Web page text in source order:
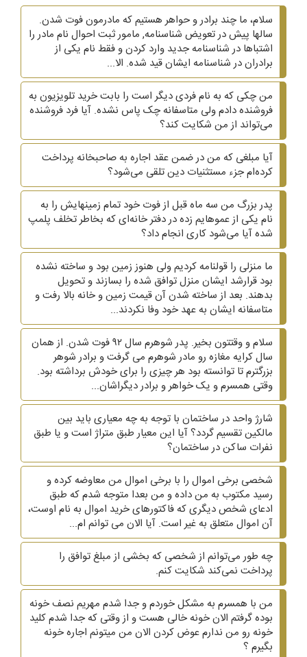
سلام، ما چند برادر و حواهر هستیم که مادرمون فوت شدن.
سالها پیش در تعویض شناسنامه, مامور ثبت احوال نام مادر را
اشتباها در شناسنامه جدید وارد کردن و فقط نام یکی از
برادران در شناسنامه ایشان قید شده. الا...
من چکی که به نام فردی دیگر است را بابت خرید تلویزیون به
فروشنده دادم ولی متاسفانه چک پاس نشده. آیا فرد فروشنده
می‌تواند از من شکایت کند؟
آیا مبلغی که من در ضمن عقد اجاره به صاحبخانه پرداخت
کرده‌ام جزء مستثنیات دین تلقی می‌شود؟
پدر بزرگ من سه ماه قبل از فوت خود تمام زمینهایش را به
نام یکی از عموهایم زده در دفتر خانه‌ای که بخاطر تخلف پلمپ
شده آیا می‌شود کاری انجام داد؟
ما منزلی را قولنامه کردیم ولی هنوز زمین بود و ساخته نشده
بود قرارشد ایشان منزل توافق شده را بسازند و تحویل
بدهند. بعد از ساخته شدن آن قیمت زمین و خانه بالا رفت و
متاسفانه ایشان به عهد خود وفا نکردند...
سلام و وقتتون بخیر. پدر شوهرم سال ۹۲ فوت شدن. از همان
سال کرایه مغازه رو مادر شوهرم می گرفت و برادر شوهر
بزرگترم تا توانسته بود هر چیزی را برای خودش برداشته بود.
وقتی همسرم و یک خواهر و برادر دیگراشان...
شارژ واحد در ساختمان با توجه به چه معیاری باید بین
مالکین تقسیم گردد؟ آیا این معیار طبق متراژ است و یا طبق
نفرات ساکن در ساختمان؟
شخصی برخی اموال را با برخی اموال من معاوضه کرده و
رسید مکتوب به من داده و من بعدا متوجه شدم که طبق
ادعای شخص دیگری که فاکتورهای خرید اموال به نام اوست،
آن اموال متعلق به غیر است. آیا الان می توانم ام...
چه طور می‌توانم از شخصی که بخشی از مبلغ توافق را
پرداخت نمی‌کند شکایت کنم.
من با همسرم به مشکل خوردم و جدا شدم مهریم نصف خونه
بوده گرفتم الان خونه خالی هست و از وقتی که جدا شدم کلید
خونه رو من ندارم عوض کردن الان من میتونم اجاره خونه
بگیرم ؟